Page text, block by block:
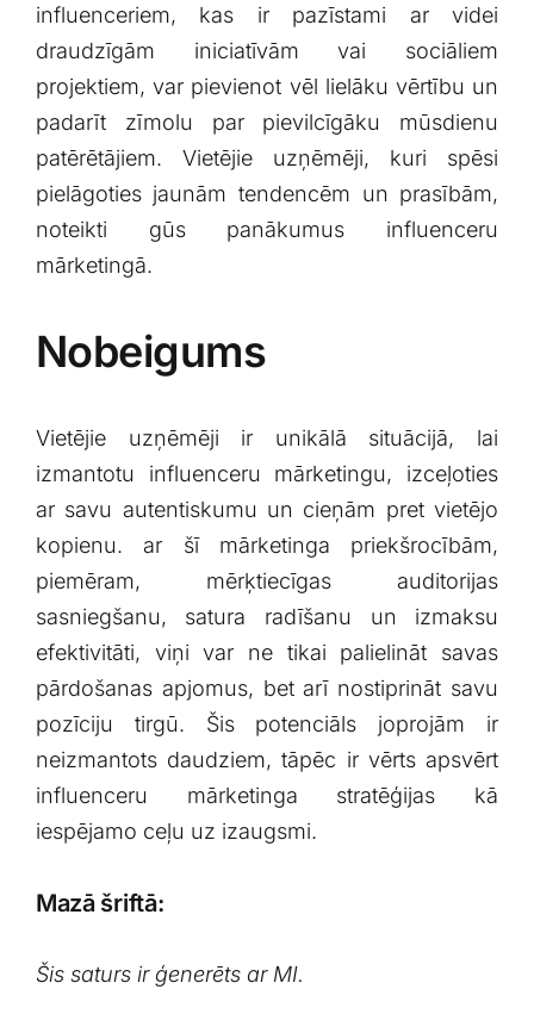
influenceriem, kas ir pazīstami ar videi
draudzīgām iniciatīvām vai sociāliem
projektiem, var pievienot vēl lielāku vērtību ⁤un
padarīt ‍zīmolu par pievilcīgāku mūsdienu⁤
patērētājiem. Vietējie uzņēmēji, kuri spēsi
pielāgoties jaunām tendencēm un prasībām,
noteikti gūs panākumus influenceru
mārketingā.
Nobeigums
Vietējie uzņēmēji ir unikālā situācijā, lai
izmantotu influenceru mārketingu, ​izceļoties
ar savu autentiskumu ​un ⁢cieņām pret vietējo
⁤kopienu. ar ‌šī⁤ mārketinga priekšrocībām,
piemēram, ⁣mērķtiecīgas auditorijas
sasniegšanu, satura‌ radīšanu un⁣ izmaksu
efektivitāti, viņi var ne tikai​ palielināt⁢ savas
pārdošanas apjomus, bet arī nostiprināt savu
pozīciju tirgū. Šis ⁤potenciāls joprojām ‍ir
neizmantots daudziem, tāpēc ir vērts apsvērt
influenceru⁣ mārketinga stratēģijas⁣ kā
⁤iespējamo ceļu uz izaugsmi.
Mazā šriftā:
Šis saturs ir‌ ģenerēts ar MI.